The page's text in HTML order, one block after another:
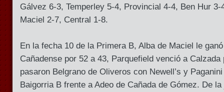
Gálvez 6-3, Temperley 5-4, Provincial 4-4, Ben Hur
Maciel 2-7, Central 1-8.
En la fecha 10 de la Primera B, Alba de Maciel le
Cañadense por 52 a 43, Parquefield venció a
pasaron Belgrano de Oliveros con Newell’s y
Baigorria B frente a Adeo de Cañada de Gómez. De